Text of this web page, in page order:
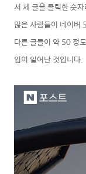
서제 글을 클릭한 숫
많은 사람들이 네이버
다른 글들이 약 50 정
입이 일어난 것입니다.